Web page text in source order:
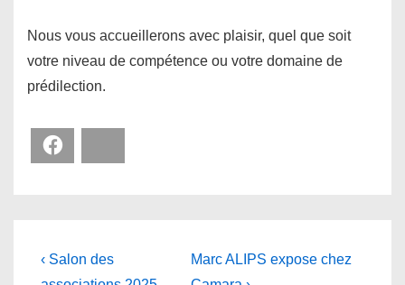
Nous vous accueillerons avec plaisir, quel que soit
votre niveau de compétence ou votre domaine de
prédilection.
Navigation
Previous
‹ Salon des
Next
Marc ALIPS expose chez